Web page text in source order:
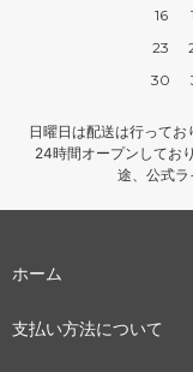
16
23
30
日曜日は配送は行ってお
24時間オープンしてお
途、公式ラ
ホーム
支払い方法について